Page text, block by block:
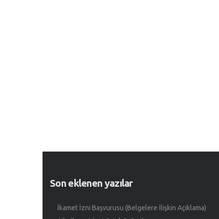
Son eklenen yazılar
İkamet İzni Başvurusu (Belgelere İlişkin Açıklama)